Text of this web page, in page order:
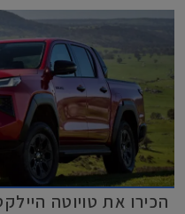
אלינו עם מנוע טורבו דיזל המשלב
הכירו את טויוטה היילקס 2026